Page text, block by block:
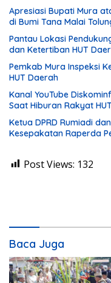
Apresiasi Bupati Mura
di Bumi Tana Malai
Pantau Lokasi
dan Ketertiban HUT
Pemkab Mura Inspeksi
HUT Daerah
Kanal YouTube
Saat Hiburan Rakyat
Ketua DPRD Rumiadi
Kesepakatan Raperda
Post Views: 132
Baca Juga